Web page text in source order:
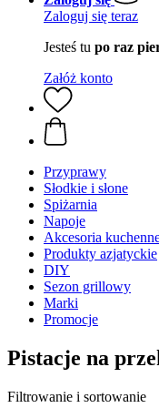
Zaloguj się teraz
Jesteś tu po raz
Załóż konto
Przyprawy
Słodkie i słone
Spiżarnia
Napoje
Akcesoria
Produkty azjatyckie
DIY
Sezon grillowy
Marki
Promocje
Pistacje na
Filtrowanie i sortowanie